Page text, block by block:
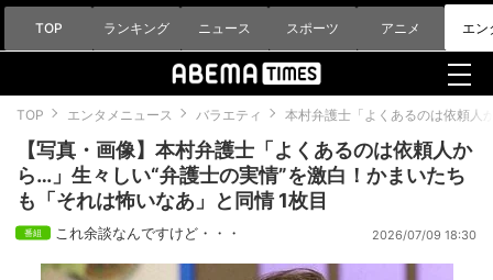
TOP ランキング ニュース スポーツ アニメ エン
TOP エンタメニュース バラエティ 本村弁護士「よくあるのは依頼人
【写真・画像】本村弁護士「よくあるのは依頼人か
ら…」生々しい“弁護士の実情”を激白！かまいたち
も「それは怖いなあ」と同情 1枚目
これ余談なんですけど・・・ 2026/07/09 18:30